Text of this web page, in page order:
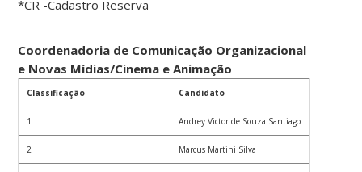
*CR -Cadastro Reserva
Coordenadoria de Comunicação Organizacional
e Novas Mídias/Cinema e Animação
Classificação Candidato
1 Andrey Victor de Souza Santiago
2 Marcus Martini Silva